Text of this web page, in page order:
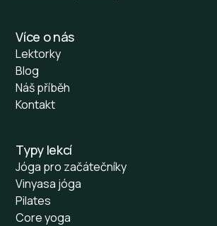
Více o nás
Lektorky
Blog
Náš příběh
Kontakt
Typy lekcí
Jóga pro začátečníky
Vinyasa jóga
Pilates
Core yoga